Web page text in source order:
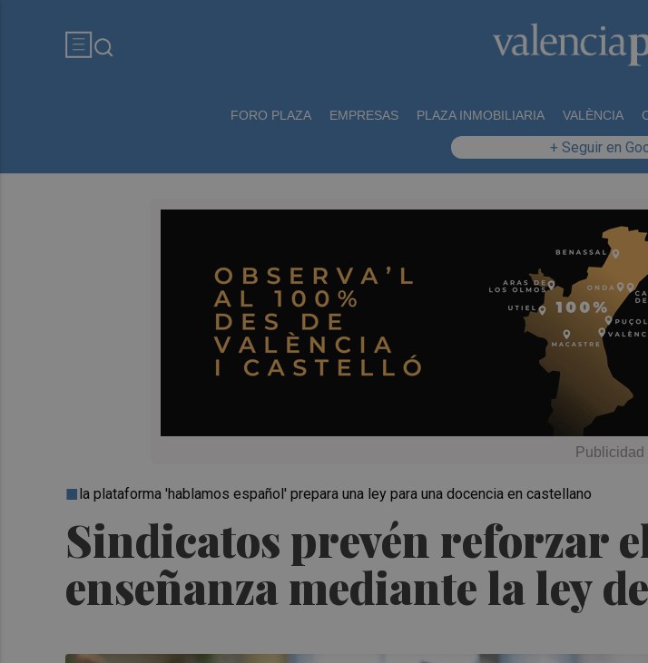
FORO PLAZA EMPRESAS PLAZA INMOBILIARIA VALÈNCIA
+ Seguir en
Sindicatos prevén reforzar
enseñanza mediante la ley
la plataforma 'hablamos español' prepara una ley para una docencia en castellano